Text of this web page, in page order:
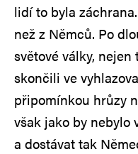
lidí to byla
než z Němců. Po
světové války,
skončili ve
připomínkou hrůzy
však jako by nebylo
a dostávat tak